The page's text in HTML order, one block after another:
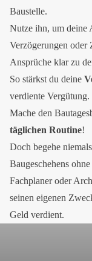
Baustelle.
Nutze ihn, um deine
Verzögerungen oder
Ansprüche klar zu
So stärkst du deine
verdiente Vergütung.
Mache den
täglichen Routine!
Doch begehe
Baugeschehens
Fachplaner oder
seinen eigenen
Geld verdient.